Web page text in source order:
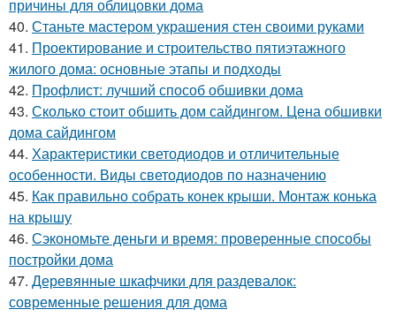
причины для облицовки дома
40. Станьте мастером украшения стен своими руками
41. Проектирование и строительство пятиэтажного
жилого дома: основные этапы и подходы
42. Профлист: лучший способ обшивки дома
43. Сколько стоит обшить дом сайдингом. Цена обшивки
дома сайдингом
44. Характеристики светодиодов и отличительные
особенности. Виды светодиодов по назначению
45. Как правильно собрать конек крыши. Монтаж конька
на крышу
46. Сэкономьте деньги и время: проверенные способы
постройки дома
47. Деревянные шкафчики для раздевалок:
современные решения для дома